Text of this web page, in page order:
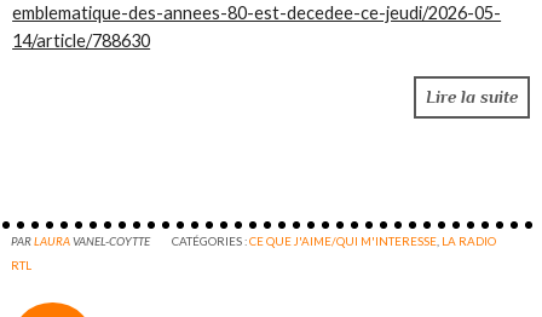
emblematique-des-annees-80-est-decedee-ce-jeudi/2026-05-
14/article/788630
Lire la suite
PARLAURAVANEL-COYTTE CATÉGORIES :CE QUE J'AIME/QUI M'INTERESSE LA RADIO
RTL